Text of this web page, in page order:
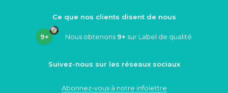
Ce que nos clients disent de nous
9+ Nous obtenons 9+ sur Label de qualité
Suivez-nous sur les réseaux sociaux
Abonnez-vous à notre infolettre